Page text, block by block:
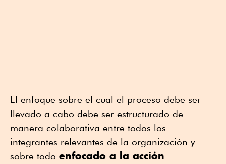
El enfoque sobre el cual el proceso debe ser
llevado a cabo debe ser estructurado de
manera colaborativa entre todos los
integrantes relevantes de la organización y
sobre todo enfocado a la acción